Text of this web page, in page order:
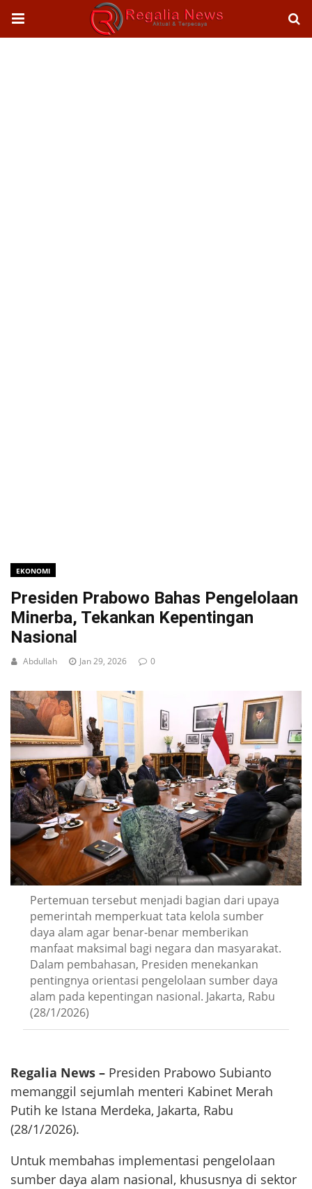
EKONOMI
Presiden Prabowo Bahas Pengelolaan
Minerba, Tekankan Kepentingan
Nasional
Abdullah Jan 29, 2026 0
Pertemuan tersebut menjadi bagian dari upaya
pemerintah memperkuat tata kelola sumber
daya alam agar benar-benar memberikan
manfaat maksimal bagi negara dan masyarakat.
Dalam pembahasan, Presiden menekankan
pentingnya orientasi pengelolaan sumber daya
alam pada kepentingan nasional. Jakarta, Rabu
(28/1/2026)
Regalia News – Presiden Prabowo Subianto
memanggil sejumlah menteri Kabinet Merah
Putih ke Istana Merdeka, Jakarta, Rabu
(28/1/2026).
Untuk membahas implementasi pengelolaan
sumber daya alam nasional, khususnya di sektor